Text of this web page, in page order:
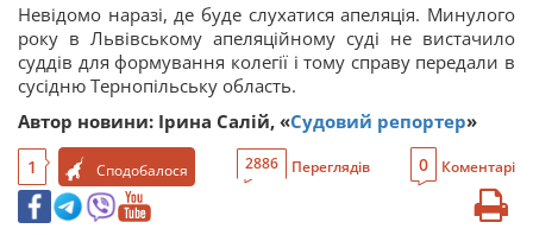
Невідомо наразі, де буде слухатися апеляція. Минулого
року в Львівському апеляційному суді не вистачило
суддів для формування колегії і тому справу передали в
сусідню Тернопільську область.
Автор новини: Ірина Салій, «Судовий репортер»
1 Сподобалося 2886 Переглядів 0 Коментарі